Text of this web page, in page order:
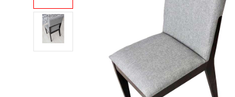
Ferretería y autos
Ropa, calzado y accesorios
Mamá y bebé
Salud, belleza y cuidado personal